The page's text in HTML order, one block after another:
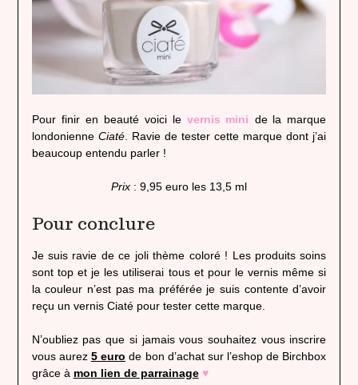
Pour finir en beauté voici le vernis mini de la marque
londonienne Ciaté. Ravie de tester cette marque dont j’ai
beaucoup entendu parler !
Prix : 9,95 euro les 13,5 ml
Pour conclure
Je suis ravie de ce joli thème coloré ! Les produits soins
sont top et je les utiliserai tous et pour le vernis même si
la couleur n’est pas ma préférée je suis contente d’avoir
reçu un vernis Ciaté pour tester cette marque.
N’oubliez pas que si jamais vous souhaitez vous inscrire
vous aurez 5 euro de bon d’achat sur l’eshop de Birchbox
grâce à mon lien de parrainage ♥